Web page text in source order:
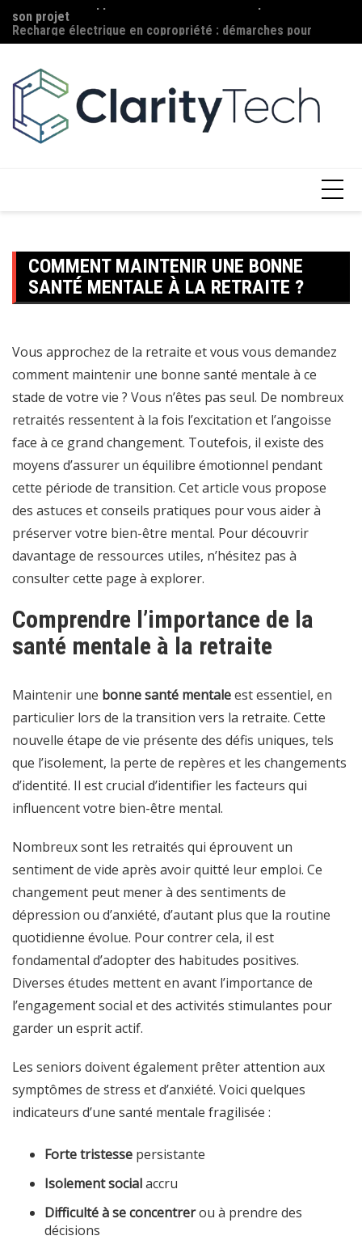
au
contenu
Recharge électrique en copropriété : démarches pour
installer une borne
COMMENT MAINTENIR UNE BONNE
SANTÉ MENTALE À LA RETRAITE ?
Vous approchez de la retraite et vous vous demandez
comment maintenir une bonne santé mentale à ce
stade de votre vie ? Vous n’êtes pas seul. De nombreux
retraités ressentent à la fois l’excitation et l’angoisse
face à ce grand changement. Toutefois, il existe des
moyens d’assurer un équilibre émotionnel pendant
cette période de transition. Cet article vous propose
des astuces et conseils pratiques pour vous aider à
préserver votre bien-être mental. Pour découvrir
davantage de ressources utiles, n’hésitez pas à
consulter cette page à explorer.
Comprendre l’importance de la
santé mentale à la retraite
Maintenir une bonne santé mentaleest essentiel, en
particulier lors de la transition vers la retraite. Cette
nouvelle étape de vie présente des défis uniques, tels
que l’isolement, la perte de repères et les changements
d’identité. Il est crucial d’identifier les facteurs qui
influencent votre bien-être mental.
Nombreux sont les retraités qui éprouvent un
sentiment de vide après avoir quitté leur emploi. Ce
changement peut mener à des sentiments de
dépression ou d’anxiété, d’autant plus que la routine
quotidienne évolue. Pour contrer cela, il est
fondamental d’adopter des habitudes positives.
Diverses études mettent en avant l’importance de
l’engagement social et des activités stimulantes pour
garder un esprit actif.
Les seniors doivent également prêter attention aux
symptômes de stress et d’anxiété. Voici quelques
indicateurs d’une santé mentale fragilisée :
Forte tristesse persistante
Isolement socialaccru
Difficulté à se concentrerou à prendre des
décisions